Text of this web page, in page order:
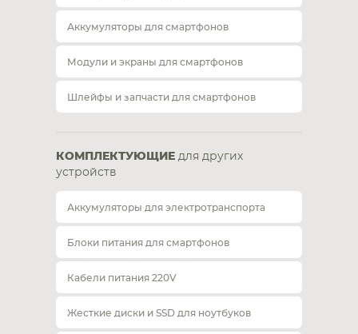
Аккумуляторы для смартфонов
Модули и экраны для смартфонов
Шлейфы и запчасти для смартфонов
КОМПЛЕКТУЮЩИЕ для других
устройств
Аккумуляторы для электротранспорта
Блоки питания для смартфонов
Кабели питания 220V
Жесткие диски и SSD для ноутбуков